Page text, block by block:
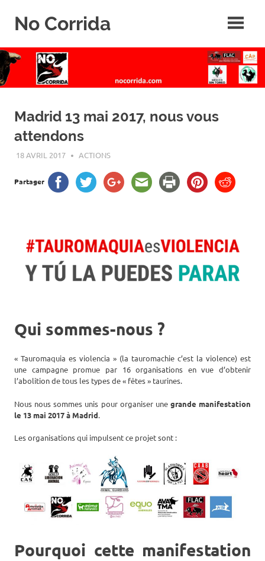
No Corrida
de
la
corrida
Madrid 13 mai 2017, nous vous
attendons
18 AVRIL 2017 ROGER LAHANA
ACTIONS
Partager
Qui sommes-nous ?
« Tauromaquia es violencia » (la tauromachie c’est la violence) est
une campagne promue par 16 organisations en vue d’obtenir
l’abolition de tous les types de « fêtes » taurines.
Nous nous sommes unis pour organiser une grande manifestation
le 13 mai 2017 à Madrid.
Les organisations qui impulsent ce projet sont :
Pourquoi cette manifestation